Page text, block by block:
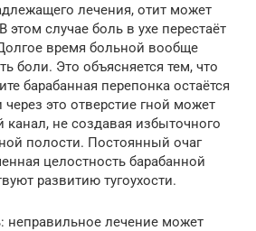
лечения, отит может
этом случае боль в ухе перестаёт
время больной вообще
боли. Это объясняется тем, что
барабанная перепонка остаётся
это отверстие гной может
канал, не создавая избыточного
полости. Постоянный очаг
целостность барабанной
развитию тугоухости.
неправильное лечение может